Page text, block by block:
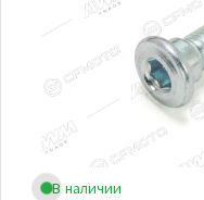
В наличии